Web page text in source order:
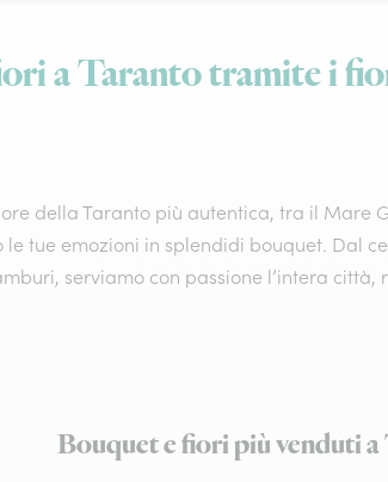
a Taranto tramite i
della Taranto più autentica, tra il Mare
le tue emozioni in splendidi bouquet. Dal
serviamo con passione l’intera
Bouquet e fiori più venduti